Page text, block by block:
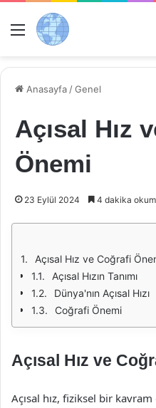
Menü
Anasayfa /Genel
Açısal Hız
Önemi
23 Eylül 2024 4 dakika
Açısal Hız ve Coğrafi
Açısal Hızın Tanımı
Dünya'nın Açısal Hızı
Coğrafi Önemi
Açısal Hız ve
Açısal hız, fiziksel bir